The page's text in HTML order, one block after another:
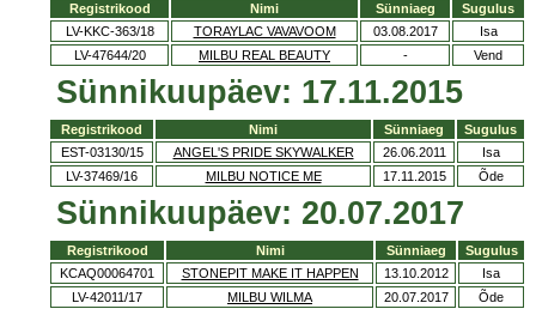
Registrikood Nimi Sünniaeg
Sugulus
LV-KKC-363/18
TORAYLAC VAVAVOOM 03.08.2017
Isa
LV-47644/20
MILBU REAL BEAUTY - Vend
Sünnikuupäev: 17.11.2015
Registrikood Nimi Sünniaeg
Sugulus
EST-03130/15
ANGEL'S PRIDE SKYWALKER 26.06.2011
Isa
LV-37469/16
MILBU NOTICE ME 17.11.2015 Õde
Sünnikuupäev: 20.07.2017
Registrikood Nimi Sünniaeg
Sugulus
KCAQ00064701
STONEPIT MAKE IT HAPPEN 13.10.2012
Isa
LV-42011/17
MILBU WILMA 20.07.2017 Õde